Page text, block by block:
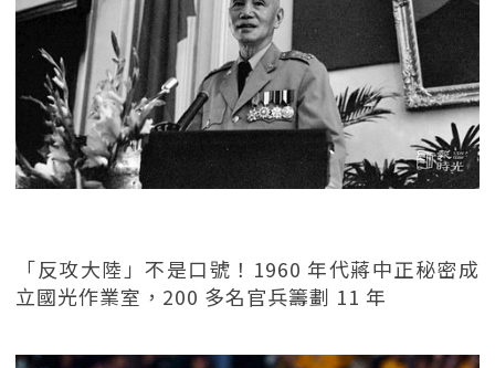
「反攻大陸」不是口號！1960 年代蔣中正秘密成
立國光作業室，200 多名官兵籌劃 11 年